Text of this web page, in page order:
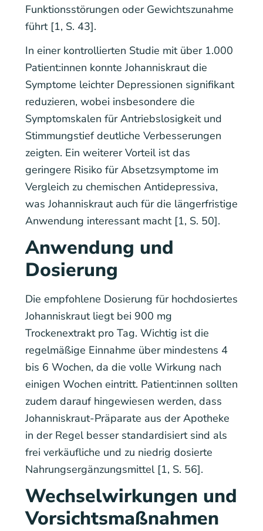
Funktionsstörungen oder Gewichtszunahme
führt [1, S. 43].
In einer kontrollierten Studie mit über 1.000
Patient:innen konnte Johanniskraut die
Symptome leichter Depressionen signifikant
reduzieren, wobei insbesondere die
Symptomskalen für Antriebslosigkeit und
Stimmungstief deutliche Verbesserungen
zeigten. Ein weiterer Vorteil ist das
geringere Risiko für Absetzsymptome im
Vergleich zu chemischen Antidepressiva,
was Johanniskraut auch für die längerfristige
Anwendung interessant macht [1, S. 50].
Anwendung und
Dosierung
Die empfohlene Dosierung für hochdosiertes
Johanniskraut liegt bei 900 mg
Trockenextrakt pro Tag. Wichtig ist die
regelmäßige Einnahme über mindestens 4
bis 6 Wochen, da die volle Wirkung nach
einigen Wochen eintritt. Patient:innen sollten
zudem darauf hingewiesen werden, dass
Johanniskraut-Präparate aus der Apotheke
in der Regel besser standardisiert sind als
frei verkäufliche und zu niedrig dosierte
Nahrungsergänzungsmittel [1, S. 56].
Wechselwirkungen und
Vorsichtsmaßnahmen